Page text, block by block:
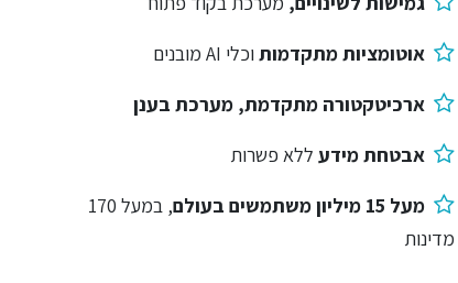
אוטומציות מתקדמותוכלי AI מובנים
ארכיטקטורה מתקדמת, מערכת בענן
אבטחת מידע ללא פשרות
מעל 15 מיליון משתמשים בעולם
, במעל 170
מדינות